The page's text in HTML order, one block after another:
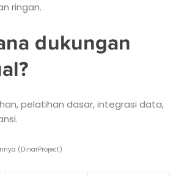
ringan.
dukungan
pelatihan dasar, integrasi data,
(DinarProject)